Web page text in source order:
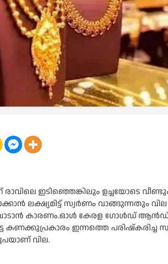
ഇടിഞ്ഞെങ്കിലും ഉച്ചയോടെ
ലക്ഷ്യമിട്ട് സ്വർണം വാങ്ങുന്നതും
കാരണം.ഓള്‍ കേരള ഗോള്‍ഡ് ആൻഡ്
ഇന്നത്തെ പരിഷ്‌കരിച്ച
വില.